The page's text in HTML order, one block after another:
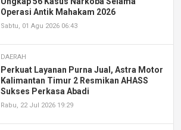
Operasi Antik Mahakam 2026
Sabtu, 01 Agu 2026 06:43
DAERAH
Perkuat Layanan Purna Jual, Astra Motor
Kalimantan Timur 2 Resmikan AHASS
Sukses Perkasa Abadi
Rabu, 22 Jul 2026 19:29